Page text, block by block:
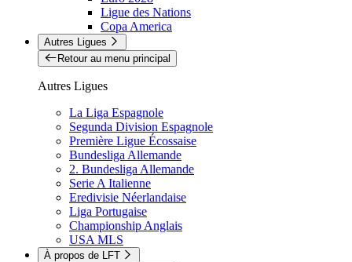
Ligue des Nations
Copa America
Autres Ligues
Retour au menu principal
Autres Ligues
La Liga Espagnole
Segunda Division Espagnole
Première Ligue Écossaise
Bundesliga Allemande
2. Bundesliga Allemande
Serie A Italienne
Eredivisie Néerlandaise
Liga Portugaise
Championship Anglais
USA MLS
À propos de LFT